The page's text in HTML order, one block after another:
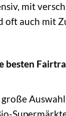
mit
oft auch mit
besten